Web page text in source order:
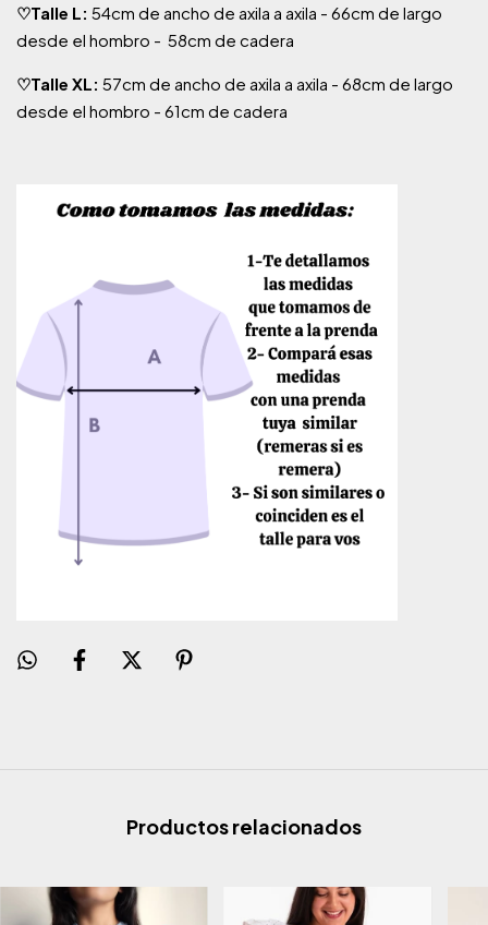
♡Talle L: 54cm de ancho de axila a axila - 66cm de largo
desde el hombro - 58cm de cadera
♡Talle XL: 57cm de ancho de axila a axila - 68cm de largo
desde el hombro - 61cm de cadera
Productos relacionados